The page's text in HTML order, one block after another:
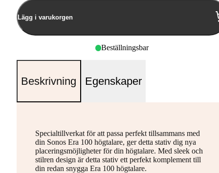
Lägg i varukorgen
Beställningsbar
Beskrivning Egenskaper
Specialtillverkat för att passa perfekt tillsammans med
din Sonos Era 100 högtalare, ger detta stativ dig nya
placeringsmöjligheter för din högtalare. Med sleek och
stilren design är detta stativ ett perfekt komplement till
din redan snygga Era 100 högtalare.